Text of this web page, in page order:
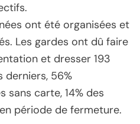
ont été organisées et
Les gardes ont dû faire
et dresser 193
derniers, 56%
sans carte, 14% des
période de fermeture.